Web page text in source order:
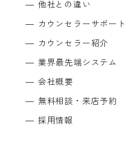
他社との違い
カウンセラーサポート
カウンセラー紹介
業界最先端システム
会社概要
無料相談・来店予約
採用情報